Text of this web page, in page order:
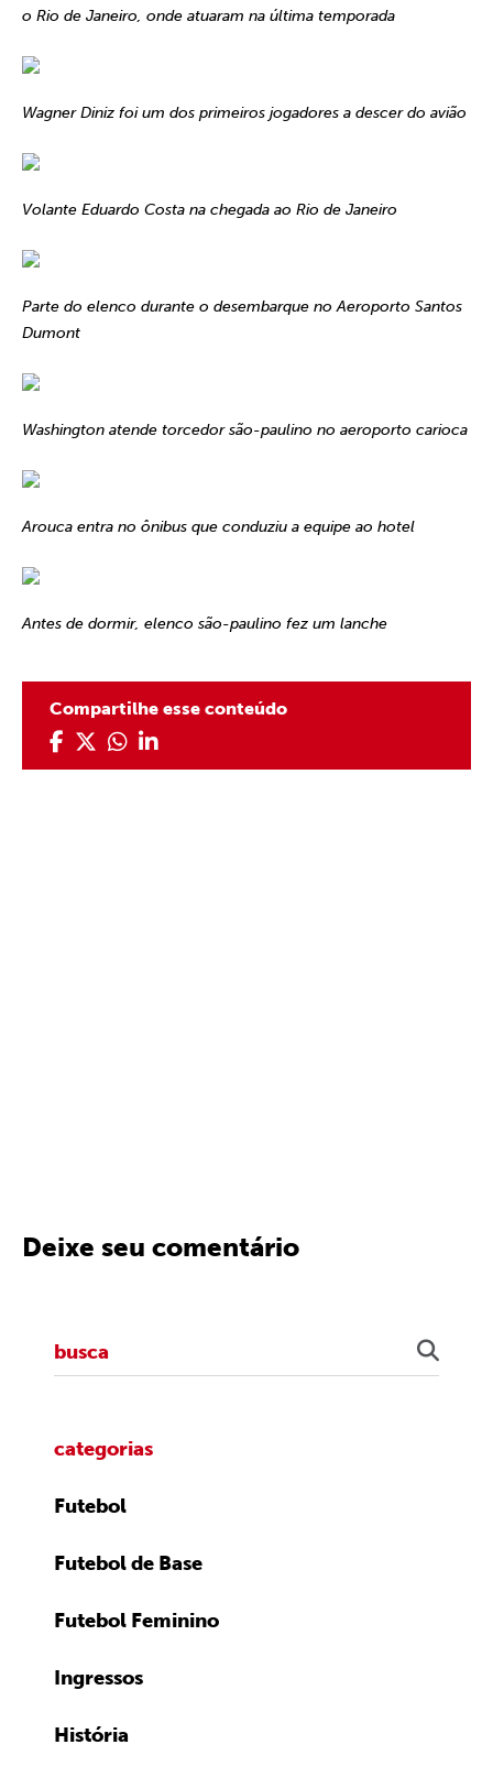
o Rio de Janeiro, onde atuaram na última temporada
Wagner Diniz foi um dos primeiros jogadores a descer do avião
Volante Eduardo Costa na chegada ao Rio de Janeiro
Parte do elenco durante o desembarque no Aeroporto Santos
Dumont
Washington atende torcedor são-paulino no aeroporto carioca
Arouca entra no ônibus que conduziu a equipe ao hotel
Antes de dormir, elenco são-paulino fez um lanche
Compartilhe esse conteúdo
Deixe seu comentário
categorias
Futebol
Futebol de Base
Futebol Feminino
Ingressos
História